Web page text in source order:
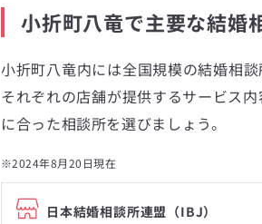
小折町八竜で主要な結婚
小折町八竜内には全国規模の結婚相
それぞれの店舗が提供するサービス
に合った相談所を選びましょう。
※2024年8月20日現在
日本結婚相談所連盟（IBJ）